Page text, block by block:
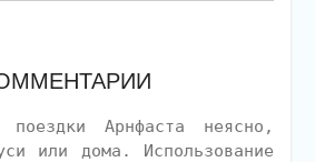
поездки Арнфаста неясно,
или дома. Использование